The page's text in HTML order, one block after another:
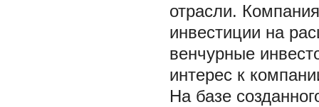
отрасли.
инвестиции на
венчурные
интерес к
На базе